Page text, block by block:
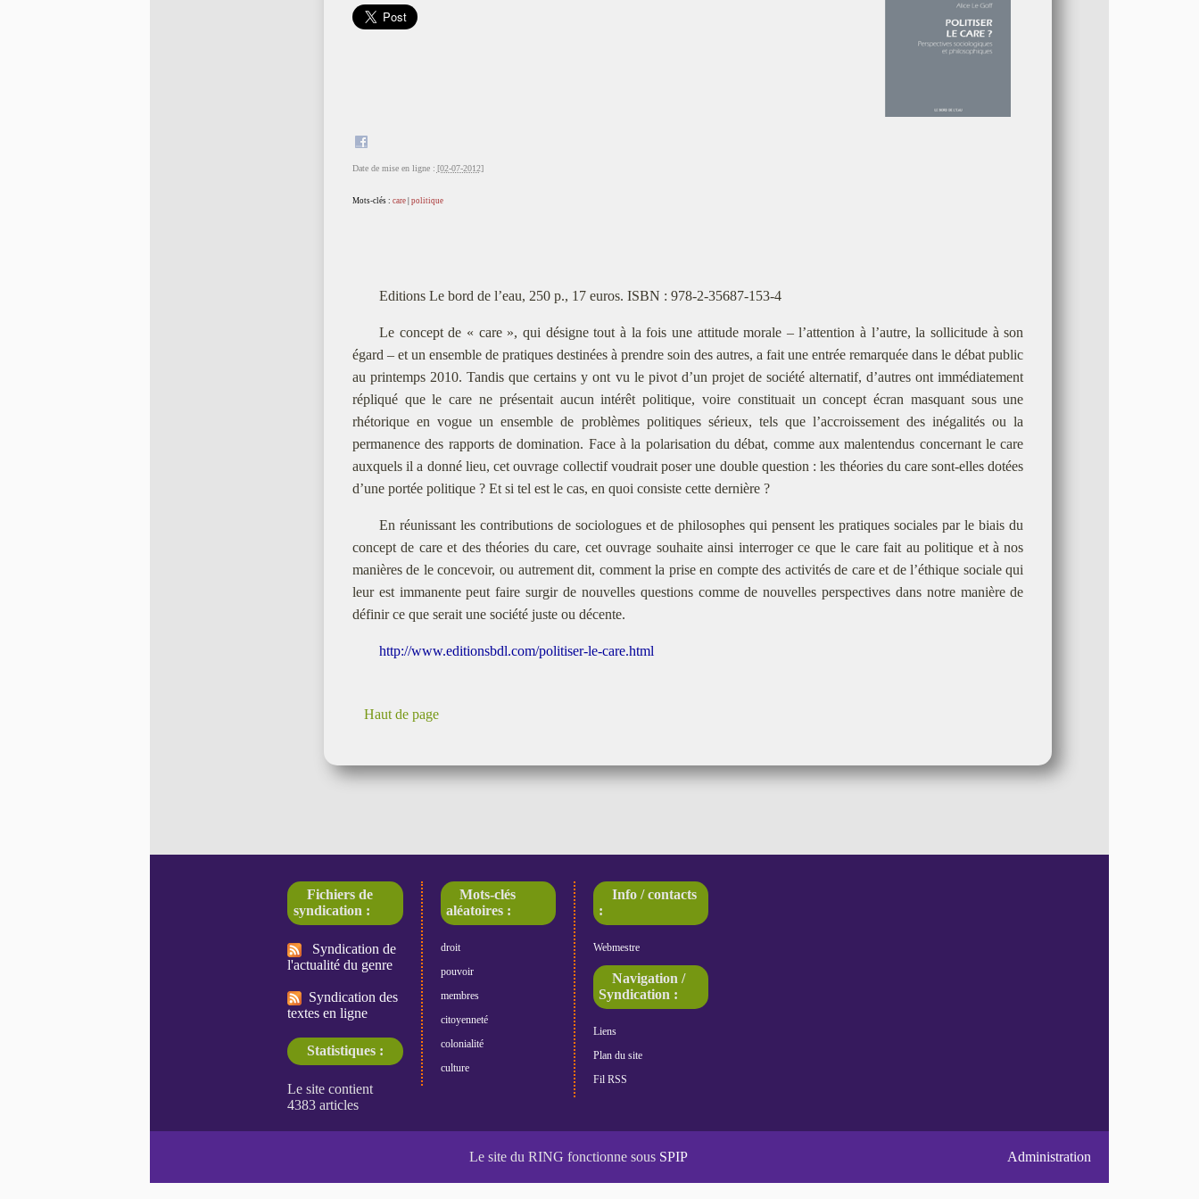
Date de mise en ligne : [02-07-2012]
Mots-clés : care| politique
Editions Le bord de l’eau, 250 p., 17 euros. ISBN : 978-2-35687-153-4
Le concept de « care », qui désigne tout à la fois une attitude morale – l’attention à l’autre, la sollicitude à son
égard – et un ensemble de pratiques destinées à prendre soin des autres, a fait une entrée remarquée dans le débat public
au printemps 2010. Tandis que certains y ont vu le pivot d’un projet de société alternatif, d’autres ont immédiatement
répliqué que le care ne présentait aucun intérêt politique, voire constituait un concept écran masquant sous une
rhétorique en vogue un ensemble de problèmes politiques sérieux, tels que l’accroissement des inégalités ou la
permanence des rapports de domination. Face à la polarisation du débat, comme aux malentendus concernant le care
auxquels il a donné lieu, cet ouvrage collectif voudrait poser une double question : les théories du care sont-elles dotées
d’une portée politique ? Et si tel est le cas, en quoi consiste cette dernière ?
En réunissant les contributions de sociologues et de philosophes qui pensent les pratiques sociales par le biais du
concept de care et des théories du care, cet ouvrage souhaite ainsi interroger ce que le care fait au politique et à nos
manières de le concevoir, ou autrement dit, comment la prise en compte des activités de care et de l’éthique sociale qui
leur est immanente peut faire surgir de nouvelles questions comme de nouvelles perspectives dans notre manière de
définir ce que serait une société juste ou décente.
http://www.editionsbdl.com/politiser-le-care.html
Haut de page
Fichiers de
syndication :
Syndication de
l'actualité du genre
Syndication des
textes en ligne
Statistiques :
Mots-clés
aléatoires :
droit
pouvoir
membres
citoyenneté
colonialité
culture
Info / contacts
:
Webmestre
Navigation /
Syndication :
Liens
Plan du site
Fil RSS
Le site du RING fonctionne sous SPIP Administration